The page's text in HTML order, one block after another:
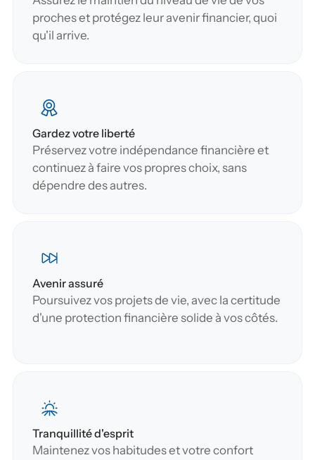
proches et protégez leur avenir financier, quoi
qu'il arrive.
Gardez votre liberté
Préservez votre indépendance financière et
continuez à faire vos propres choix, sans
dépendre des autres.
Avenir assuré
Poursuivez vos projets de vie, avec la certitude
d'une protection financière solide à vos côtés.
Tranquillité d'esprit
Maintenez vos habitudes et votre confort